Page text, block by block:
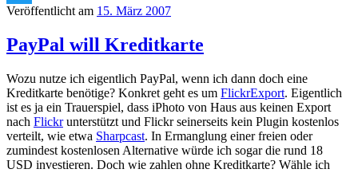
Twitter
Veröffentlicht am 15. März 2007
PayPal will Kreditkarte
Wozu nutze ich eigentlich PayPal, wenn ich dann doch eine
Kreditkarte benötige? Konkret geht es um FlickrExport. Eigentlich
ist es ja ein Trauerspiel, dass iPhoto von Haus aus keinen Export
nach Flickrunterstützt und Flickr seinerseits kein Plugin kostenlos
verteilt, wie etwa Sharpcast. In Ermanglung einer freien oder
zumindest kostenlosen Alternative würde ich sogar die rund 18
USD investieren. Doch wie zahlen ohne Kreditkarte? Wähle ich